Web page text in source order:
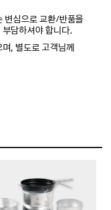
변심으로 교환/반품을
담하셔야 합니다.
, 별도로 고객님께